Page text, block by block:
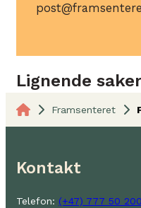
Lignende saker
Framsenteret
Kontakt
Telefon: (+47) 777 50 200